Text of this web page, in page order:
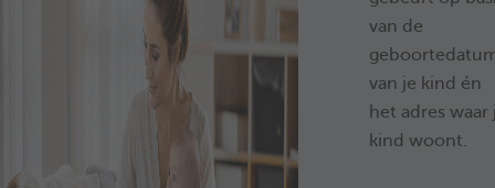
van de
van je kind én
het adres waar
kind woont.